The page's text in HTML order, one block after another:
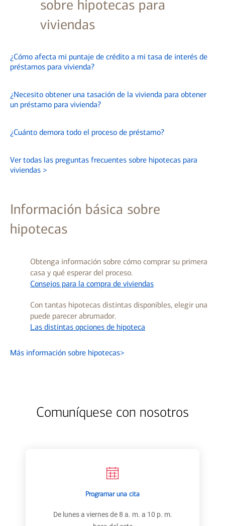
sobre hipotecas para
viviendas
¿Cómo afecta mi puntaje de crédito a mi tasa de interés de
préstamos para vivienda?
¿Necesito obtener una tasación de la vivienda para obtener
un préstamo para vivienda?
¿Cuánto demora todo el proceso de préstamo?
Ver todas las preguntas frecuentes sobre hipotecas para
viviendas >
Información básica sobre
hipotecas
Obtenga información sobre cómo comprar su primera
casa y qué esperar del proceso.
Consejos para la compra de viviendas
Con tantas hipotecas distintas disponibles, elegir una
puede parecer abrumador.
Las distintas opciones de hipoteca
Más información sobre hipotecas>
Comuníquese con nosotros
Programar una cita
De lunes a viernes de 8 a. m. a 10 p. m.